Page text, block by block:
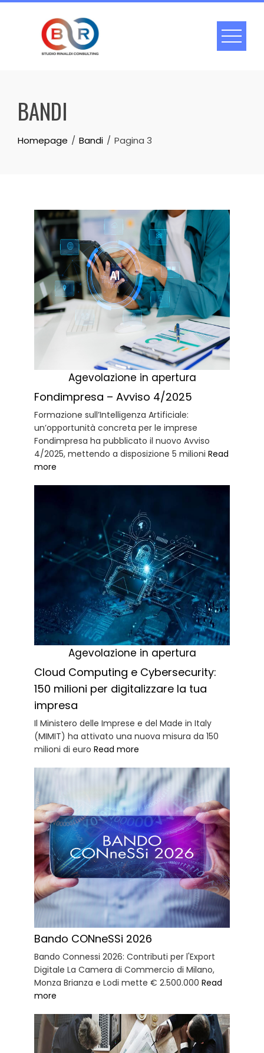
Skip
BANDI
Homepage Bandi Pagina 3
Agevolazione in apertura
Fondimpresa – Avviso 4/2025
Formazione sull’Intelligenza Artificiale:
un’opportunità concreta per le imprese
Fondimpresa ha pubblicato il nuovo Avviso
4/2025, mettendo a disposizione 5 milioniRead
more
Agevolazione in apertura
Cloud Computing e Cybersecurity:
150 milioni per digitalizzare la tua
impresa
Il Ministero delle Imprese e del Made in Italy
(MIMIT) ha attivato una nuova misura da 150
milioni di euroRead more
Bando CONneSSi 2026
Bando Connessi 2026: Contributi per l'Export
Digitale La Camera di Commercio di Milano,
Monza Brianza e Lodi mette € 2.500.000Read
more